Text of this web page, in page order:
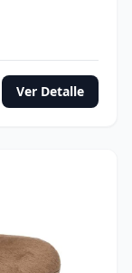
Ver Detalle